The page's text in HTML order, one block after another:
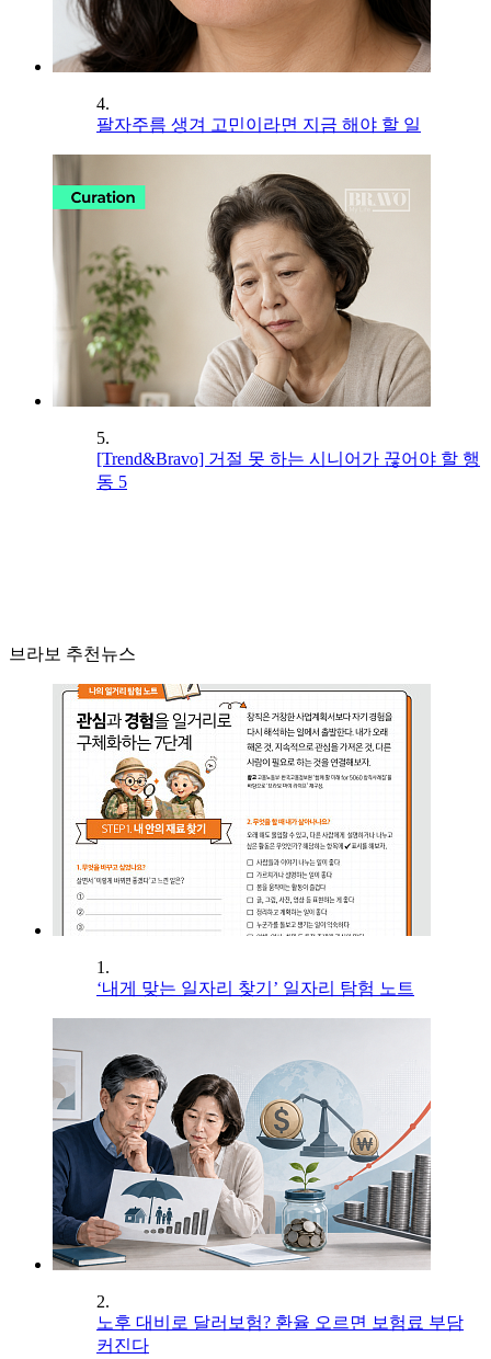
4.
팔자주름 생겨 고민이라면 지금 해야 할 일
5.
[Trend&Bravo] 거절 못 하는 시니어가 끊어야 할 행
동 5
브라보 추천뉴스
1.
‘내게 맞는 일자리 찾기’ 일자리 탐험 노트
2.
노후 대비로 달러보험? 환율 오르면 보험료 부담
커진다